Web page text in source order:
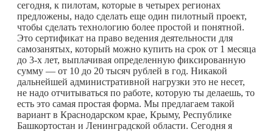
сегодня, к пилотам, которые в четырех регионах
предложены, надо сделать еще один пилотный проект,
чтобы сделать технологию более простой и понятной.
Это сертификат на право ведения деятельности для
самозанятых, который можно купить на срок от 1 месяца
до 3-х лет, выплачивая определенную фиксированную
сумму — от 10 до 20 тысяч рублей в год. Никакой
дальнейшей административной нагрузки это не несет,
не надо отчитываться по работе, которую ты делаешь, то
есть это самая простая форма. Мы предлагаем такой
вариант в Краснодарском крае, Крыму, Республике
Башкортостан и Ленинградской области. Сегодня я